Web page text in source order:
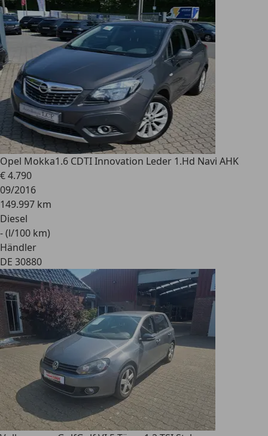
Opel Mokka1.6 CDTI Innovation Leder 1.Hd Navi AHK
€ 4.790
09/2016
149.997 km
Diesel
- (l/100 km)
Händler
DE 30880